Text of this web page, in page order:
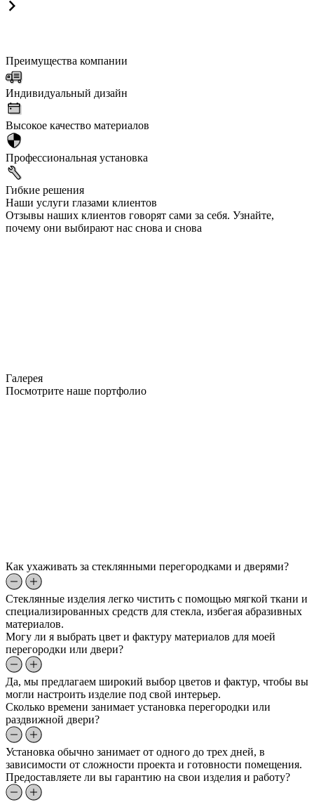
Преимущества компании
Индивидуальный дизайн
Высокое качество материалов
Профессиональная установка
Гибкие решения
Наши услуги глазами клиентов
Отзывы наших клиентов говорят сами за себя. Узнайте,
почему они выбирают нас снова и снова
Галерея
Посмотрите наше портфолио
Как ухаживать за стеклянными перегородками и дверями?
Стеклянные изделия легко чистить с помощью мягкой ткани и
специализированных средств для стекла, избегая абразивных
материалов.
Могу ли я выбрать цвет и фактуру материалов для моей
перегородки или двери?
Да, мы предлагаем широкий выбор цветов и фактур, чтобы вы
могли настроить изделие под свой интерьер.
Сколько времени занимает установка перегородки или
раздвижной двери?
Установка обычно занимает от одного до трех дней, в
зависимости от сложности проекта и готовности помещения.
Предоставляете ли вы гарантию на свои изделия и работу?